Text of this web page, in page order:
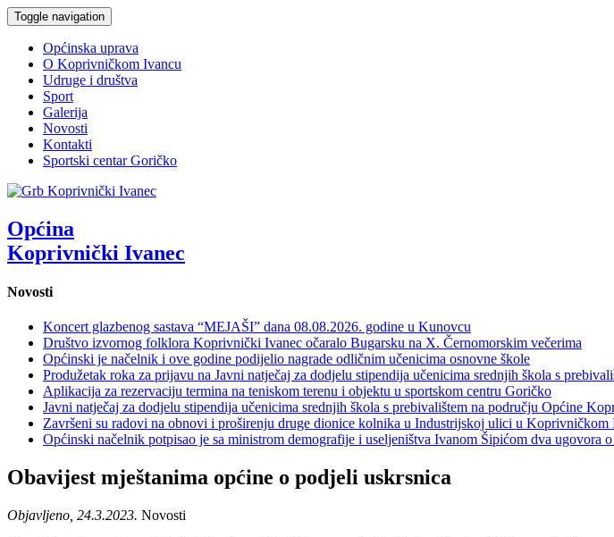
Toggle navigation
Općinska uprava
O Koprivničkom Ivancu
Udruge i društva
Sport
Galerija
Novosti
Kontakti
Sportski centar Goričko
Općina
Koprivnički Ivanec
Novosti
Koncert glazbenog sastava “MEJAŠI” dana 08.08.2026. godine u Kunovcu
Društvo izvornog folklora Koprivnički Ivanec očaralo Bugarsku na X. Černomorskim večerima
Općinski je načelnik i ove godine podijelio nagrade odličnim učenicima osnovne škole
Produžetak roka za prijavu na Javni natječaj za dodjelu stipendija učenicima srednjih škola s
Aplikacija za rezervaciju termina na teniskom terenu i objektu u sportskom centru Goričko
Javni natječaj za dodjelu stipendija učenicima srednjih škola s prebivalištem na području Općine
Završeni su radovi na obnovi i proširenju druge dionice kolnika u Industrijskoj ulici u Koprivničkom
Općinski načelnik potpisao je sa ministrom demografije i useljeništva Ivanom Šipićom dva ugovora
Obavijest mještanima općine o podjeli uskrsnica
Objavljeno, 24.3.2023. Novosti